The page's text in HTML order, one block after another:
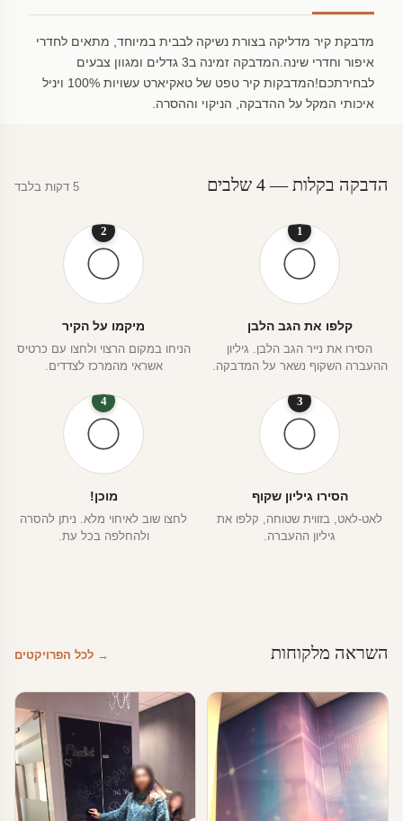
מדבקת קיר מדליקה בצורת נשיקה לבבית במיוחד, מתאים לחדרי
איפור וחדרי שינה.המדבקה זמינה ב3 גדלים ומגוון צבעים
לבחירתכם!המדבקות קיר טפט של טאקיארט עשויות 100% ויניל
איכותי המקל על ההדבקה, הניקוי וההסרה.
הדבקה בקלות — 4 שלבים 5 דקות בלבד
1
קלפו את הגב הלבן
הסירו את נייר הגב הלבן. גיליון
ההעברה השקוף נשאר על המדבקה.
2
מיקמו על הקיר
הניחו במקום הרצוי ולחצו עם כרטיס
אשראי מהמרכז לצדדים.
3
הסירו גיליון שקוף
לאט-לאט, בזווית שטוחה, קלפו את
גיליון ההעברה.
4
מוכן!
לחצו שוב לאיחוי מלא. ניתן להסרה
ולהחלפה בכל עת.
השראה מלקוחות → לכל הפרויקטים